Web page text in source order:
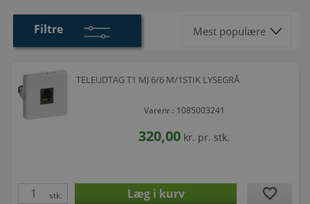
Filtre
TELEUDTAG T1 MJ 6/6 M/1STIK LYSEGRÅ
Varenr.: 1085003241
320,00 kr. pr. stk.
stk. favorite